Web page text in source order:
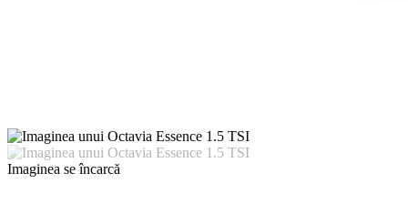
Imaginea se încarcă